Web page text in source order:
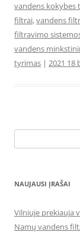
vandens kokybes
filtrai,vandens
filtravimo
vandens
tyrimas | 2021 18
NAUJAUSI ĮRAŠAI
Vilniuje prekiauja
Namų vandens